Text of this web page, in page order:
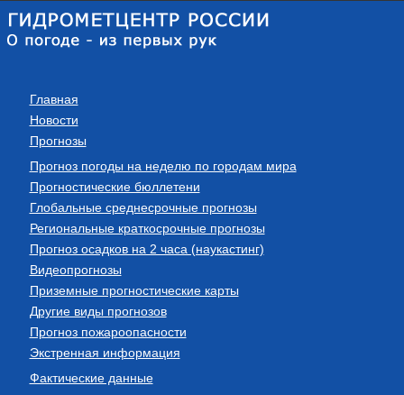
Главная
Новости
Прогнозы
Прогноз погоды на неделю по городам мира
Прогностические бюллетени
Глобальные среднесрочные прогнозы
Региональные краткосрочные прогнозы
Прогноз осадков на 2 часа (наукастинг)
Видеопрогнозы
Приземные прогностические карты
Другие виды прогнозов
Прогноз пожароопасности
Экстренная информация
Фактические данные